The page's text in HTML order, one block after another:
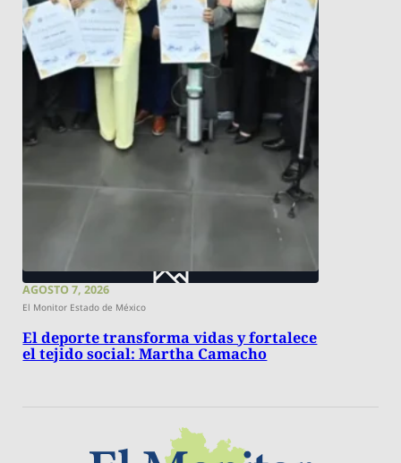
AGOSTO 7, 2026
El Monitor Estado de México
El deporte transforma vidas y fortalece
el tejido social: Martha Camacho